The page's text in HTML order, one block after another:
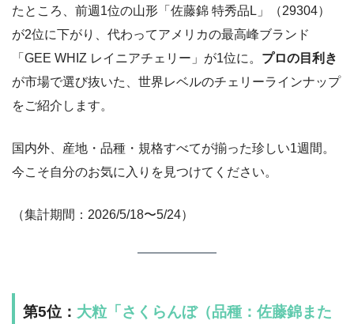
たところ、前週1位の山形「佐藤錦 特秀品L」（29304）
が2位に下がり、代わってアメリカの最高峰ブランド
「GEE WHIZ レイニアチェリー」が1位に。 プロの目利き
が市場で選び抜いた、世界レベルのチェリーラインナップ
をご紹介します。
国内外、産地・品種・規格すべてが揃った珍しい1週間。
今こそ自分のお気に入りを見つけてください。
（集計期間：2026/5/18〜5/24）
第5位： 大粒「さくらんぼ（品種：佐藤錦また